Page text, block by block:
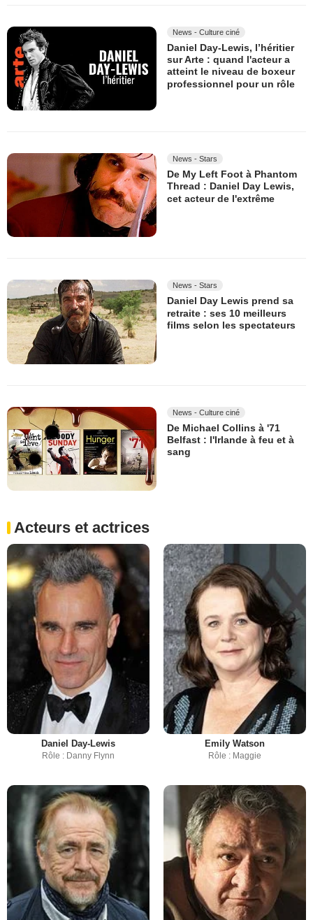
News - Culture ciné
Daniel Day-Lewis, l’héritier
sur Arte : quand l'acteur a
atteint le niveau de boxeur
professionnel pour un rôle
News - Stars
De My Left Foot à Phantom
Thread : Daniel Day Lewis,
cet acteur de l'extrême
News - Stars
Daniel Day Lewis prend sa
retraite : ses 10 meilleurs
films selon les spectateurs
News - Culture ciné
De Michael Collins à '71
Belfast : l'Irlande à feu et à
sang
Acteurs et actrices
Daniel Day-Lewis
Rôle : Danny Flynn
Emily Watson
Rôle : Maggie